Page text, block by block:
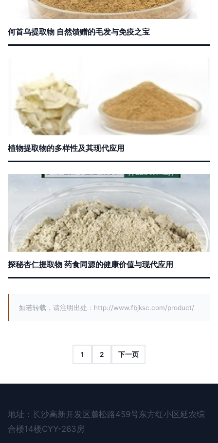
何首乌提取物 自然馈赠的毛发与免疫之宝
植物提取物的多样性及其现代应用
探秘杏仁提取物 药食同源的健康价值与现代应用
如若转载，请注明出处：http://www.fbjksc.com/product/
1 2 下一页
地址：长沙高新开发区麓松路459号东方红小区延农综
合楼14楼CYY-263房